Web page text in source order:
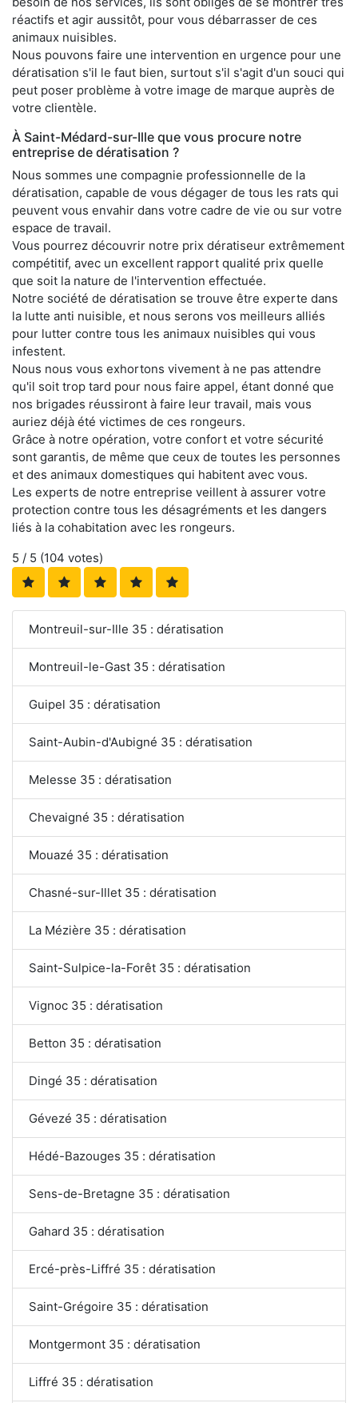
réactifs et agir aussitôt, pour vous débarrasser de ces
animaux nuisibles.
Nous pouvons faire une intervention en urgence pour une
dératisation s'il le faut bien, surtout s'il s'agit d'un souci qui
peut poser problème à votre image de marque auprès de
votre clientèle.
À Saint-Médard-sur-Ille que vous procure notre
entreprise de dératisation ?
Nous sommes une compagnie professionnelle de la
dératisation, capable de vous dégager de tous les rats qui
peuvent vous envahir dans votre cadre de vie ou sur votre
espace de travail.
Vous pourrez découvrir notre prix dératiseur extrêmement
compétitif, avec un excellent rapport qualité prix quelle
que soit la nature de l'intervention effectuée.
Notre société de dératisation se trouve être experte dans
la lutte anti nuisible, et nous serons vos meilleurs alliés
pour lutter contre tous les animaux nuisibles qui vous
infestent.
Nous nous vous exhortons vivement à ne pas attendre
qu'il soit trop tard pour nous faire appel, étant donné que
nos brigades réussiront à faire leur travail, mais vous
auriez déjà été victimes de ces rongeurs.
Grâce à notre opération, votre confort et votre sécurité
sont garantis, de même que ceux de toutes les personnes
et des animaux domestiques qui habitent avec vous.
Les experts de notre entreprise veillent à assurer votre
protection contre tous les désagréments et les dangers
liés à la cohabitation avec les rongeurs.
5 / 5 (104 votes)
Montreuil-sur-Ille 35 : dératisation
Montreuil-le-Gast 35 : dératisation
Guipel 35 : dératisation
Saint-Aubin-d'Aubigné 35 : dératisation
Melesse 35 : dératisation
Chevaigné 35 : dératisation
Mouazé 35 : dératisation
Chasné-sur-Illet 35 : dératisation
La Mézière 35 : dératisation
Saint-Sulpice-la-Forêt 35 : dératisation
Vignoc 35 : dératisation
Betton 35 : dératisation
Dingé 35 : dératisation
Gévezé 35 : dératisation
Hédé-Bazouges 35 : dératisation
Sens-de-Bretagne 35 : dératisation
Gahard 35 : dératisation
Ercé-près-Liffré 35 : dératisation
Saint-Grégoire 35 : dératisation
Montgermont 35 : dératisation
Liffré 35 : dératisation